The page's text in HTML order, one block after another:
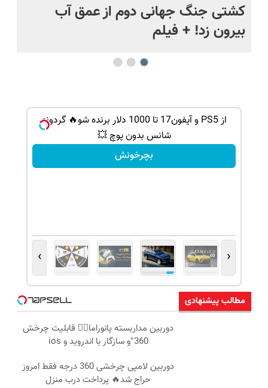
کشتی‌ جنگ جهانی دوم از عمق آب
بیرون زد! + فیلم
از PS5 و آیفون17 تا 1000 دلار برنده شو🔥 گردونه
شانس بدون پوچ 💥
بچرخونش
‹
›
مطالب پیشنهادی
دوربین مداربسته پانوراما👈🏻 قابلیت چرخش
360°و سازگار با اندروید و ios
دوربین لامپی چرخشی 360 درجه فقط امروز
حراج شد🔥 پرداخت درب منزل